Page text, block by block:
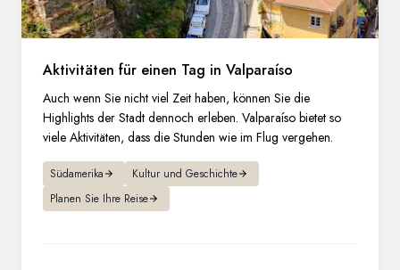
Aktivitäten für einen Tag in Valparaíso
Auch wenn Sie nicht viel Zeit haben, können Sie die
Highlights der Stadt dennoch erleben. Valparaíso bietet so
viele Aktivitäten, dass die Stunden wie im Flug vergehen.
Südamerika
Kultur und Geschichte
Planen Sie Ihre Reise